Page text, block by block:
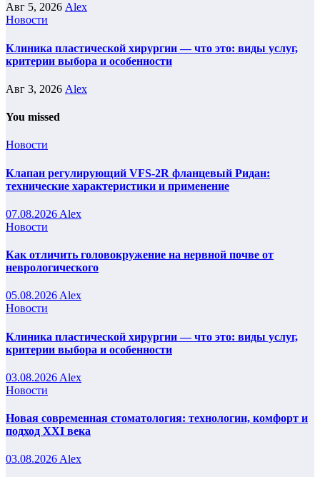
Авг 5, 2026 Alex
Новости
Клиника пластической хирургии — что это: виды услуг,
критерии выбора и особенности
Авг 3, 2026 Alex
You missed
Новости
Клапан регулирующий VFS-2R фланцевый Ридан:
технические характеристики и применение
07.08.2026 Alex
Новости
Как отличить головокружение на нервной почве от
неврологического
05.08.2026 Alex
Новости
Клиника пластической хирургии — что это: виды услуг,
критерии выбора и особенности
03.08.2026 Alex
Новости
Новая современная стоматология: технологии, комфорт и
подход XXI века
03.08.2026Alex